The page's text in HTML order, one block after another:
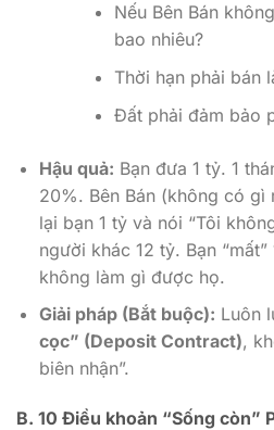
Nếu Bên Bán
bao nhiêu?
Thời hạn phải bán
Đất phải đảm bảo
Hậu quả: Bạn đưa 1 tỷ. 1
20%. Bên Bán (không có
lại bạn 1 tỷ và nói “Tôi
người khác 12 tỷ. Bạn
không làm gì được họ.
Giải pháp (Bắt buộc): Luôn
cọc” (Deposit Contract),
biên nhận”.
B. 10 Điều khoản “Sống còn”